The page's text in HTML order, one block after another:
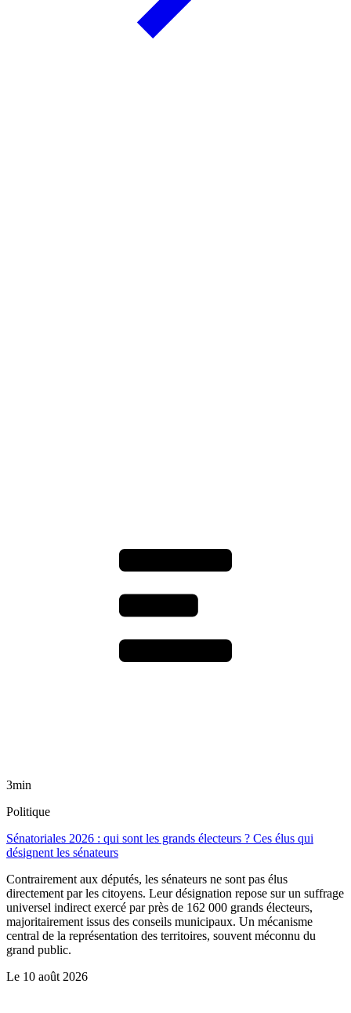
3min
Politique
Sénatoriales 2026 : qui sont les grands électeurs ? Ces élus qui
désignent les sénateurs
Contrairement aux députés, les sénateurs ne sont pas élus
directement par les citoyens. Leur désignation repose sur un suffrage
universel indirect exercé par près de 162 000 grands électeurs,
majoritairement issus des conseils municipaux. Un mécanisme
central de la représentation des territoires, souvent méconnu du
grand public.
Le 10 août 2026